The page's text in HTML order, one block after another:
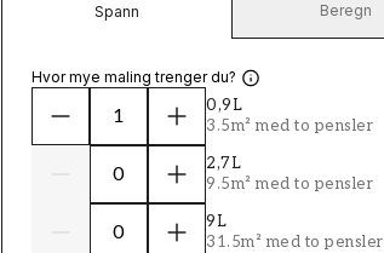
Spann Beregn
Hvor mye maling trenger du?
0,9L
3.5m² med to pensler
2,7L
9.5m² med to pensler
9L
31.5m² med to pensler